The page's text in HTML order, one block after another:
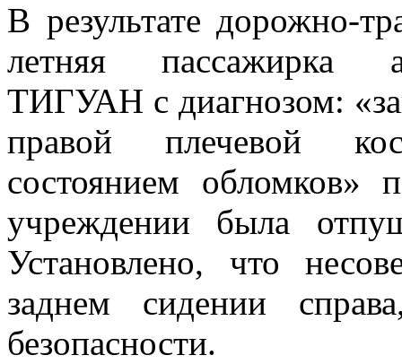
В результате дорожно-
летняя
пассажирка
ТИГУАН с диагнозом:
правой плечевой
состоянием обломков»
учреждении была
Установлено, что
заднем сидении
безопасности.